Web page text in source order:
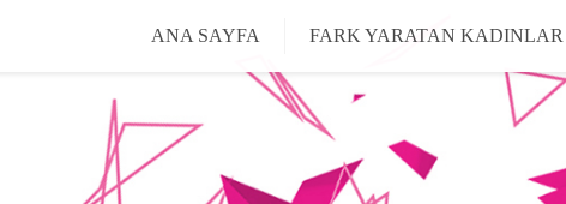
ANA SAYFA FARK YARATAN KADINLAR